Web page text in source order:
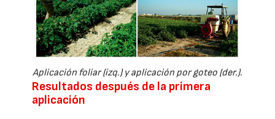
Aplicación foliar (izq.) y aplicación por goteo (der.).
Resultados después de la primera
aplicación